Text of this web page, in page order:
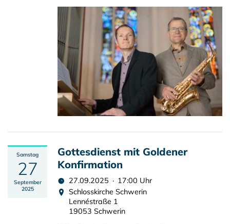
Samstag
27
September
2025
Gottesdienst mit Goldener
Konfirmation
27.09.2025 · 17:00 Uhr
Schlosskirche Schwerin
Lennéstraße 1
19053 Schwerin